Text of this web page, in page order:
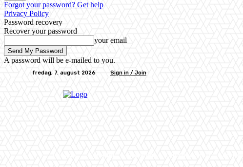
Forgot your password? Get help
Privacy Policy
Password recovery
Recover your password
your email
A password will be e-mailed to you.
fredag, 7. august 2026 Sign in / Join